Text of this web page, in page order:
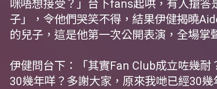
咪唔想接受？」台下fans起哄，有人搶答
子」，令他們哭笑不得，結果伊健揭曉
的兒子，這是他第一次公開表演，全場掌
伊健問台下：「其實Fan Club成立咗幾耐
30幾年咩？多謝大家，原來我哋已經30幾